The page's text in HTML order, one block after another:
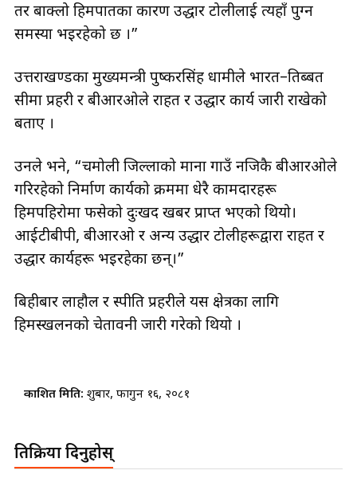
तर बाक्लो हिमपातका कारण उद्धार टोलीलाई त्यहाँ पुग्न
समस्या भइरहेको छ ।”
उत्तराखण्डका मुख्यमन्त्री पुष्करसिंह धामीले भारत–तिब्बत
सीमा प्रहरी र बीआरओले राहत र उद्धार कार्य जारी राखेको
बताए ।
उनले भने, “चमोली जिल्लाको माना गाउँ नजिकै बीआरओले
गरिरहेको निर्माण कार्यको क्रममा धेरै कामदारहरू
हिमपहिरोमा फसेको दुःखद खबर प्राप्त भएको थियो।
आईटीबीपी, बीआरओ र अन्य उद्धार टोलीहरूद्वारा राहत र
उद्धार कार्यहरू भइरहेका छन्।”
बिहीबार लाहौल र स्पीति प्रहरीले यस क्षेत्रका लागि
हिमस्खलनको चेतावनी जारी गरेको थियो ।
प्रकाशित मिति: शुक्रबार, फागुन १६, २०८१
प्रतिक्रिया दिनुहोस्